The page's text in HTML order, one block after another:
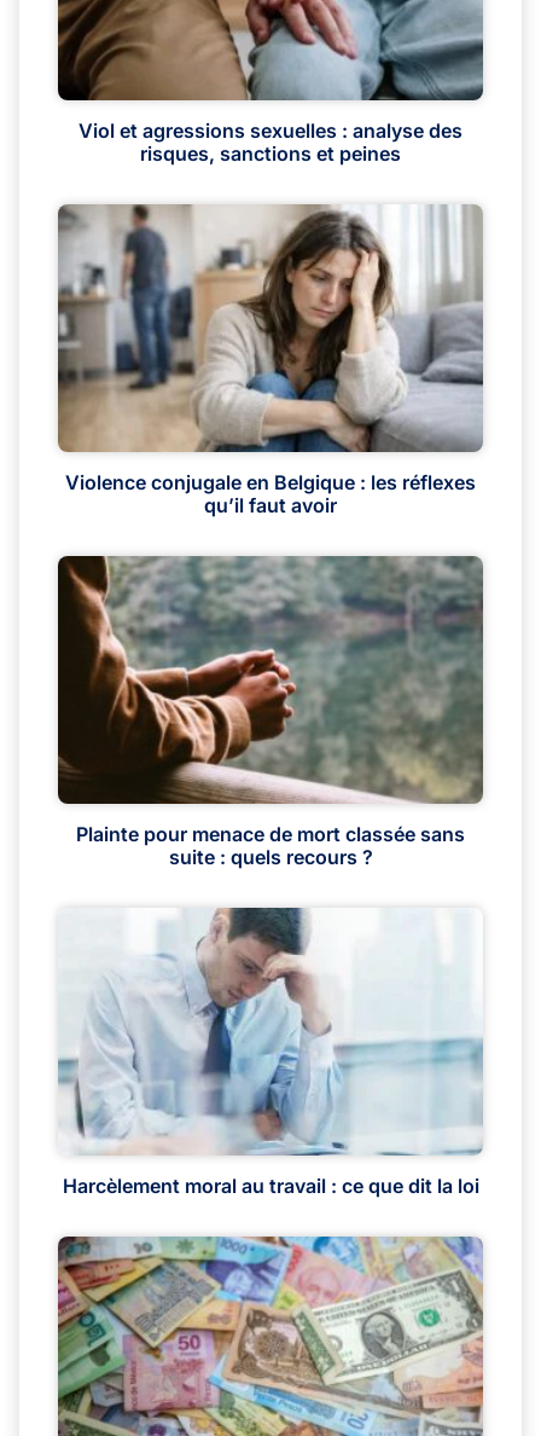
Viol et agressions sexuelles : analyse des
risques, sanctions et peines
Violence conjugale en Belgique : les réflexes
qu’il faut avoir
Plainte pour menace de mort classée sans
suite : quels recours ?
Harcèlement moral au travail : ce que dit la loi